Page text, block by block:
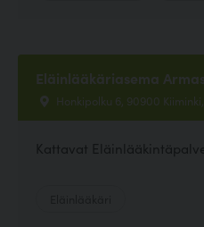
Eläinlääkäriasema Armas
Honkipolku 6, 90900
Kattavat